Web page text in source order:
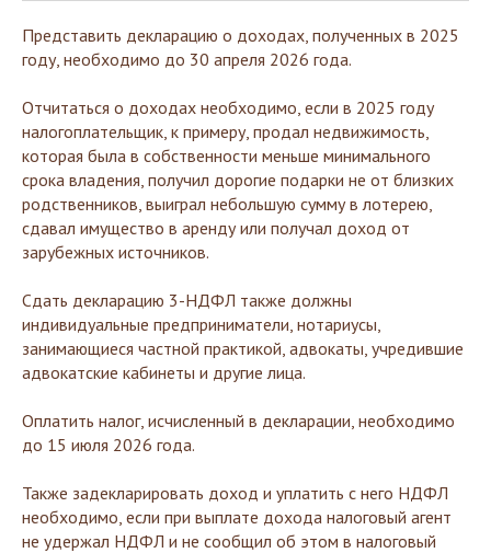
Представить декларацию о доходах, полученных в 2025
году, необходимо до 30 апреля 2026 года.
Отчитаться о доходах необходимо, если в 2025 году
налогоплательщик, к примеру, продал недвижимость,
которая была в собственности меньше минимального
срока владения, получил дорогие подарки не от близких
родственников, выиграл небольшую сумму в лотерею,
сдавал имущество в аренду или получал доход от
зарубежных источников.
Сдать декларацию 3-НДФЛ также должны
индивидуальные предприниматели, нотариусы,
занимающиеся частной практикой, адвокаты, учредившие
адвокатские кабинеты и другие лица.
Оплатить налог, исчисленный в декларации, необходимо
до 15 июля 2026 года.
Также задекларировать доход и уплатить с него НДФЛ
необходимо, если при выплате дохода налоговый агент
не удержал НДФЛ и не сообщил об этом в налоговый